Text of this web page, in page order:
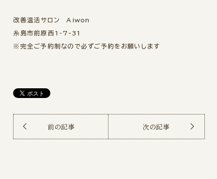
改善温活サロン Aiwon
糸島市前原西1-7-31
※完全ご予約制なので必ずご予約をお願いします
前の記事 次の記事